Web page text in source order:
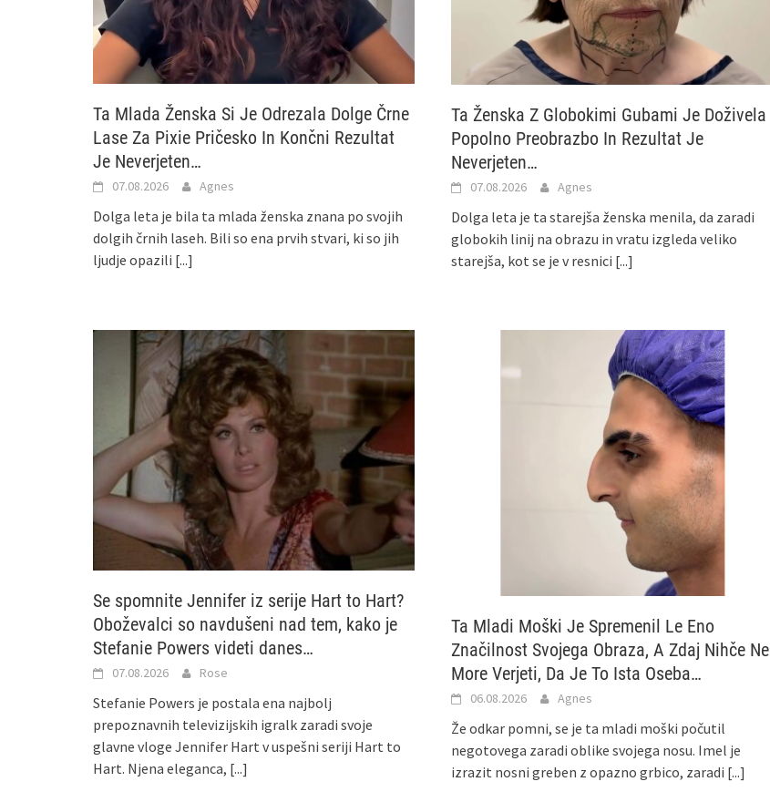
Ta Mlada Ženska Si Je Odrezala Dolge Črne
Lase Za Pixie Pričesko In Končni Rezultat
Je Neverjeten…
07.08.2026 Agnes
Dolga leta je bila ta mlada ženska znana po svojih
dolgih črnih laseh. Bili so ena prvih stvari, ki so jih
ljudje opazili [...]
Ta Ženska Z Globokimi Gubami Je Doživela
Popolno Preobrazbo In Rezultat Je
Neverjeten…
07.08.2026 Agnes
Dolga leta je ta starejša ženska menila, da zaradi
globokih linij na obrazu in vratu izgleda veliko
starejša, kot se je v resnici [...]
Se spomnite Jennifer iz serije Hart to Hart?
Oboževalci so navdušeni nad tem, kako je
Stefanie Powers videti danes…
07.08.2026 Rose
Stefanie Powers je postala ena najbolj
prepoznavnih televizijskih igralk zaradi svoje
glavne vloge Jennifer Hart v uspešni seriji Hart to
Hart. Njena eleganca, [...]
Ta Mladi Moški Je Spremenil Le Eno
Značilnost Svojega Obraza, A Zdaj Nihče Ne
More Verjeti, Da Je To Ista Oseba…
06.08.2026 Agnes
Že odkar pomni, se je ta mladi moški počutil
negotovega zaradi oblike svojega nosu. Imel je
izrazit nosni greben z opazno grbico, zaradi [...]